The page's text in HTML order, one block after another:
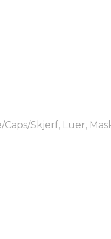
Caps/Skjerf, Luer,